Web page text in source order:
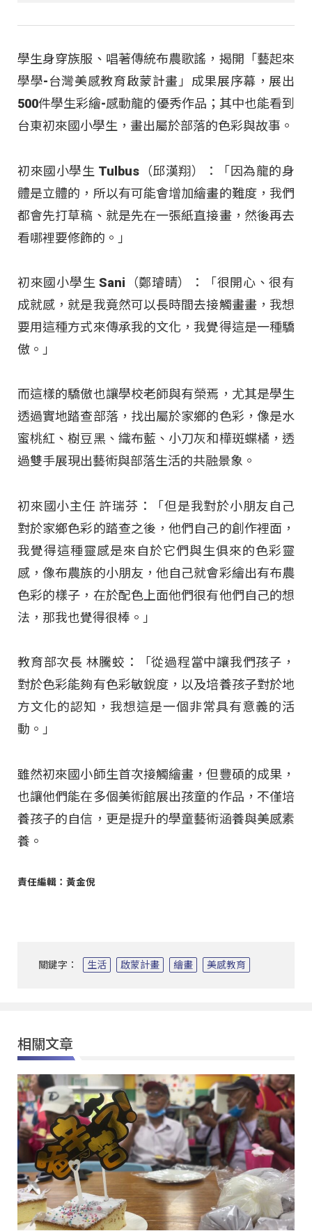
學生身穿族服、唱著傳統布農歌謠，揭開「藝起來
學學-台灣美感教育啟蒙計畫」成果展序幕，展出
500件學生彩繪-感動龍的優秀作品；其中也能看到
台東初來國小學生，畫出屬於部落的色彩與故事。
初來國小學生 Tulbus（邱漢翔）：「因為龍的身
體是立體的，所以有可能會增加繪畫的難度，我們
都會先打草稿、就是先在一張紙直接畫，然後再去
看哪裡要修飾的。」
初來國小學生 Sani（鄭璿晴）：「很開心、很有
成就感，就是我竟然可以長時間去接觸畫畫，我想
要用這種方式來傳承我的文化，我覺得這是一種驕
傲。」
而這樣的驕傲也讓學校老師與有榮焉，尤其是學生
透過實地踏查部落，找出屬於家鄉的色彩，像是水
蜜桃紅、樹豆黑、織布藍、小刀灰和樺斑蝶橘，透
過雙手展現出藝術與部落生活的共融景象。
初來國小主任 許瑞芬：「但是我對於小朋友自己
對於家鄉色彩的踏查之後，他們自己的創作裡面，
我覺得這種靈感是來自於它們與生俱來的色彩靈
感，像布農族的小朋友，他自己就會彩繪出有布農
色彩的樣子，在於配色上面他們很有他們自己的想
法，那我也覺得很棒。」
教育部次長 林騰蛟：「從過程當中讓我們孩子，
對於色彩能夠有色彩敏銳度，以及培養孩子對於地
方文化的認知，我想這是一個非常具有意義的活
動。」
雖然初來國小師生首次接觸繪畫，但豐碩的成果，
也讓他們能在多個美術館展出孩童的作品，不僅培
養孩子的自信，更是提升的學童藝術涵養與美感素
養。
責任編輯：黃金倪
關鍵字： 生活 啟蒙計畫 繪畫 美感教育
相關文章